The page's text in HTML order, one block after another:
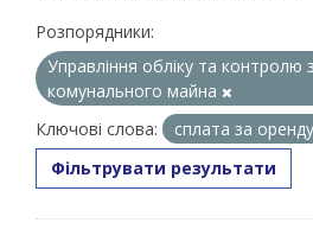
Розпорядники:
Управління обліку та контролю
комунального майна
Ключові слова:
сплата за оренду
Фільтрувати результати